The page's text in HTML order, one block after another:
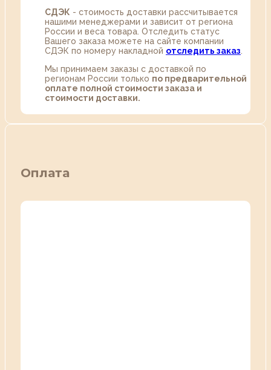
СДЭК - стоимость доставки рассчитывается
нашими менеджерами и зависит от региона
России и веса товара. Отследить статус
Вашего заказа можете на сайте компании
СДЭК по номеру накладной отследить заказ
Мы принимаем заказы с доставкой по
регионам России только по предварительной
оплате полной стоимости заказа и
стоимости доставки.
Оплата